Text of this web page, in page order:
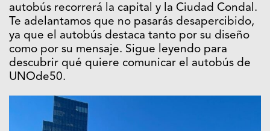
autobús recorrerá la capital y la Ciudad Condal.
Te adelantamos que no pasarás desapercibido,
ya que el autobús destaca tanto por su diseño
como por su mensaje. Sigue leyendo para
descubrir qué quiere comunicar el autobús de
UNOde50.